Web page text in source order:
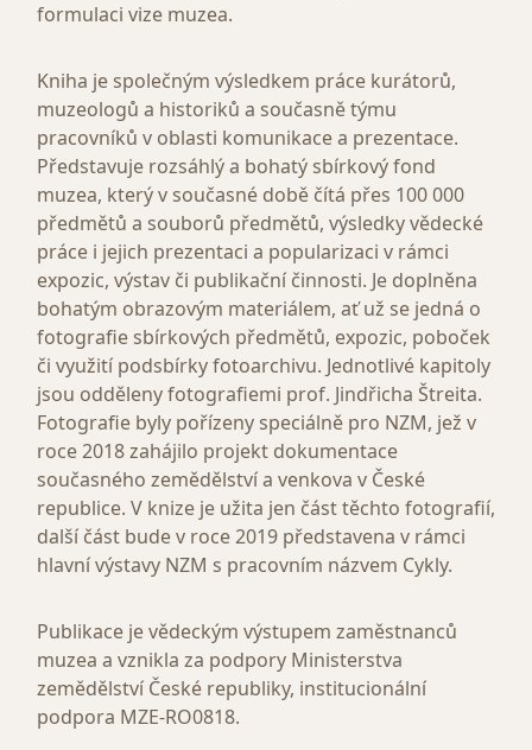
formulaci vize muzea.
Kniha je společným výsledkem práce kurátorů,
muzeologů a historiků a současně týmu
pracovníků v oblasti komunikace a prezentace.
Představuje rozsáhlý a bohatý sbírkový fond
muzea, který v současné době čítá přes 100 000
předmětů a souborů předmětů, výsledky vědecké
práce i jejich prezentaci a popularizaci v rámci
expozic, výstav či publikační činnosti. Je doplněna
bohatým obrazovým materiálem, ať už se jedná o
fotografie sbírkových předmětů, expozic, poboček
či využití podsbírky fotoarchivu. Jednotlivé kapitoly
jsou odděleny fotografiemi prof. Jindřicha Štreita.
Fotografie byly pořízeny speciálně pro NZM, jež v
roce 2018 zahájilo projekt dokumentace
současného zemědělství a venkova v České
republice. V knize je užita jen část těchto fotografií,
další část bude v roce 2019 představena v rámci
hlavní výstavy NZM s pracovním názvem Cykly.
Publikace je vědeckým výstupem zaměstnanců
muzea a vznikla za podpory Ministerstva
zemědělství České republiky, institucionální
podpora MZE-RO0818.